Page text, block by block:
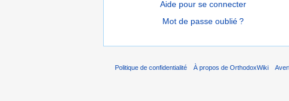
Aide pour se connecter
Mot de passe oublié ?
Politique de confidentialité À propos de OrthodoxWiki